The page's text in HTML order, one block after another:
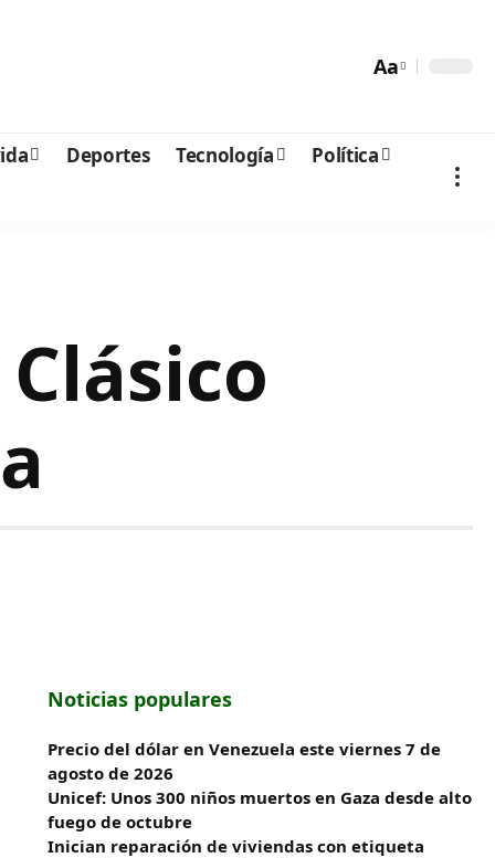
Aa
Deportes Tecnología
Política
Noticias populares
Precio del dólar en Venezuela este viernes 7 de
agosto de 2026
Unicef: Unos 300 niños muertos en Gaza desde alto
fuego de octubre
Inician reparación de viviendas con etiqueta